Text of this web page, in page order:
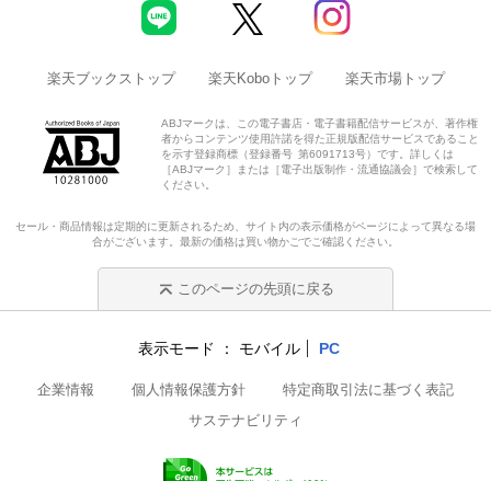
楽天ブックストップ 楽天Koboトップ 楽天市場トップ
ABJマークは、この電子書店・電子書籍配信サービスが、著作権
者からコンテンツ使用許諾を得た正規版配信サービスであること
を示す登録商標（登録番号 第6091713号）です。詳しくは
［ABJマーク］または［電子出版制作・流通協議会］で検索して
ください。
セール・商品情報は定期的に更新されるため、サイト内の表示価格がページによって異なる場
合がございます。最新の価格は買い物かごでご確認ください。
このページの先頭に戻る
表示モード モバイル PC
企業情報 個人情報保護方針
特定商取引法に基づく表記
サステナビリティ